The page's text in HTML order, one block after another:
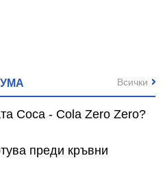
Coca - Cola Zero Zero?
преди кръвни
Всички